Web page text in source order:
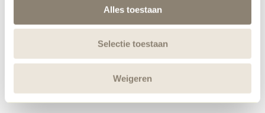
Alles toestaan
Selectie toestaan
Weigeren